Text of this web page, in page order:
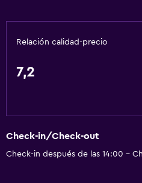
Aire libre
Playa privada
Relación calidad-precio
7,2
Check-in/Check-out
Check-in después de las 14:00 -